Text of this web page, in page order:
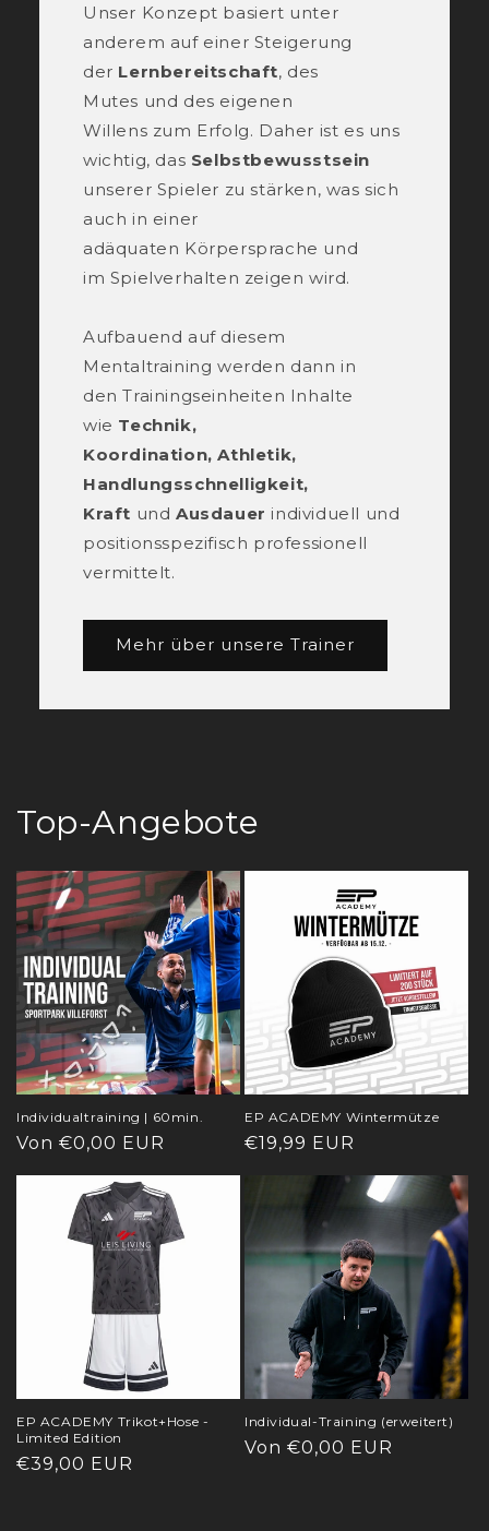
Unser Konzept basiert unter
anderem auf einer Steigerung
der Lernbereitschaft, des
Mutes und des eigenen
Willens zum Erfolg. Daher ist es uns
wichtig, das Selbstbewusstsein
unserer Spieler zu stärken, was sich
auch in einer
adäquaten Körpersprache und
im Spielverhalten zeigen wird.
Aufbauend auf diesem
Mentaltraining werden dann in
den Trainingseinheiten Inhalte
wie Technik,
Koordination, Athletik,
Handlungsschnelligkeit,
Kraft und Ausdauer individuell und
positionsspezifisch professionell
vermittelt.
Mehr über unsere Trainer
Top-Angebote
Individualtraining | 60min.
Normaler
Von €0,00 EUR
EP ACADEMY Wintermütze
Normaler
€19,99 EUR
EP ACADEMY Trikot+Hose -
Limited Edition
Normaler
€39,00 EUR
Individual-Training (erweitert)
Normaler
Von €0,00 EUR